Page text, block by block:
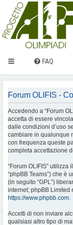
FAQ
Forum OLIFIS -
Accedendo a “Forum
accetta di essere
dalle condizioni d’uso
cambiare in qualunque
con frequenza queste
completa accettazione
“Forum OLIFIS” utilizza
“phpBB Teams”) che è
(in seguito “GPL”)
internet; phpBB Limited
https://www.phpbb.com.
Accetti di non inviare
qualsiasi altro tipo di